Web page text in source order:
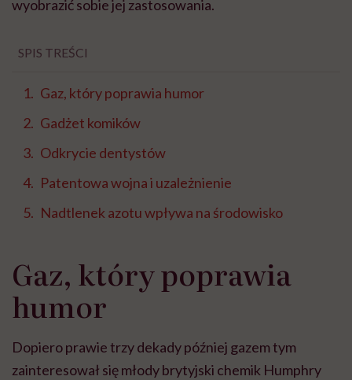
wyobrazić sobie jej zastosowania.
SPIS TREŚCI
Gaz, który poprawia humor
Gadżet komików
Odkrycie dentystów
Patentowa wojna i uzależnienie
Nadtlenek azotu wpływa na środowisko
Gaz, który poprawia
humor
Dopiero prawie trzy dekady później gazem tym
zainteresował się młody brytyjski chemik Humphry